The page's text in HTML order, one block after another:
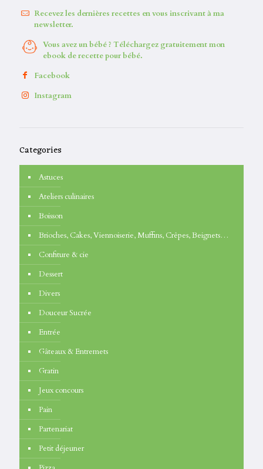
Recevez les dernières recettes en vous inscrivant à ma
newsletter.
Vous avez un bébé ? Téléchargez gratuitement mon
ebook de recette pour bébé.
Facebook
Instagram
Categories
Astuces
Ateliers culinaires
Boisson
Brioches, Cakes, Viennoiserie, Muffins, Crêpes, Beignets…
Confiture & cie
Dessert
Divers
Douceur Sucrée
Entrée
Gâteaux & Entremets
Gratin
Jeux concours
Pain
Partenariat
Petit déjeuner